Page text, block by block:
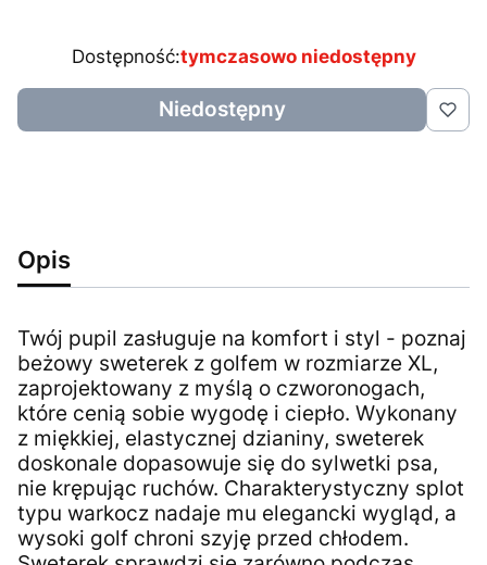
Dostępność:tymczasowo niedostępny
Niedostępny
Opis
Twój pupil zasługuje na komfort i styl - poznaj
beżowy sweterek z golfem w rozmiarze XL,
zaprojektowany z myślą o czworonogach,
które cenią sobie wygodę i ciepło. Wykonany
z miękkiej, elastycznej dzianiny, sweterek
doskonale dopasowuje się do sylwetki psa,
nie krępując ruchów. Charakterystyczny splot
typu warkocz nadaje mu elegancki wygląd, a
wysoki golf chroni szyję przed chłodem.